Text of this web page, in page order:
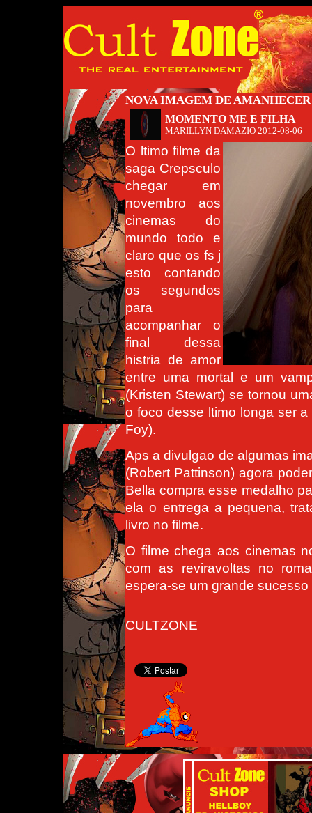
NOVA IMAGEM DE
MOMENTO ME E FILHA
MARILLYN DAMAZIO 2012-08-06
O ltimo filme da
saga Crepsculo
chegar em
novembro aos
cinemas do
mundo todo e
claro que os fs j
esto contando
os segundos
para
acompanhar o
final dessa
histria de amor
entre uma mortal e um
(Kristen Stewart) se tornou
o foco desse ltimo longa ser
Foy).
Aps a divulgao de algumas
(Robert Pattinson) agora
Bella compra esse medalho
ela o entrega a pequena,
livro no filme.
O filme chega aos cinemas
com as reviravoltas no
espera-se um grande sucesso
CULTZONE